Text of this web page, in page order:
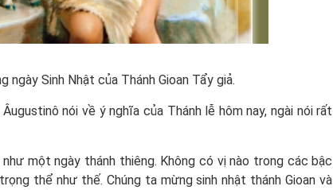
ngày Sinh Nhật của Thánh Gioan Tẩy giả.
nói về ý nghĩa của Thánh lễ hôm nay, ngài nói rất
như một ngày thánh thiêng. Không có vị nào trong các bậc
thể như thế. Chúng ta mừng sinh nhật thánh Gioan và